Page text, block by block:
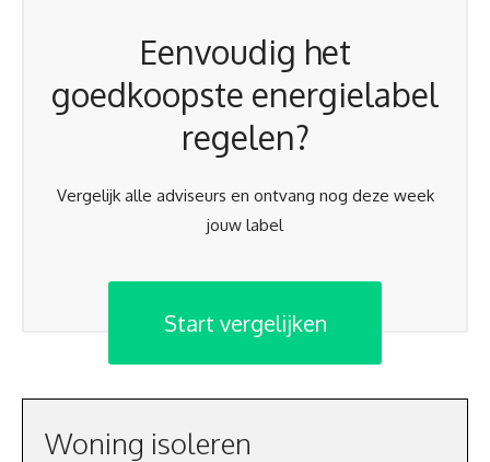
Eenvoudig het
goedkoopste energielabel
regelen?
Vergelijk alle adviseurs en ontvang nog deze week
jouw label
Start vergelijken
Woning isoleren